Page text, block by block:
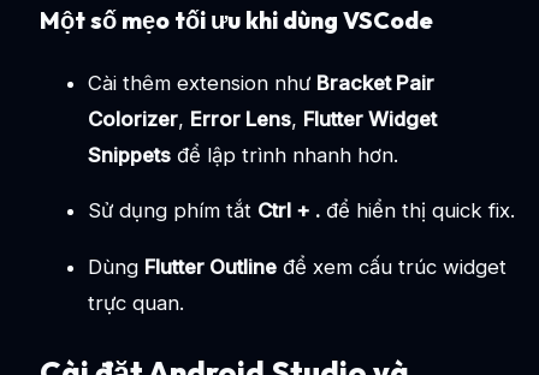
Một số mẹo tối ưu khi dùng VSCode
Cài thêm extension như Bracket Pair
Colorizer, Error Lens, Flutter Widget
Snippets để lập trình nhanh hơn.
Sử dụng phím tắt Ctrl + . để hiển thị quick fix.
Dùng Flutter Outline để xem cấu trúc widget
trực quan.